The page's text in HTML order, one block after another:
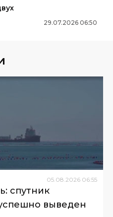
29.07.2026 06:50
05 08 2026 06:55
спутник
выведен